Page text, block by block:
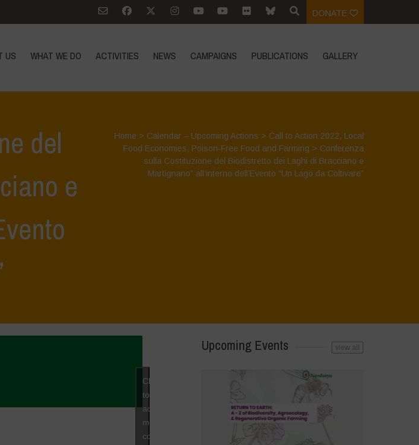
DONATE
US WHAT WE DO ACTIVITIES NEWS CAMPAIGNS PUBLICATIONS GALLERY
del
e
Home > Calendar – Upcoming Actions > Call to Action 2022, Local
Food Economies, Poison-Free Food and Farming > Conferenza
sulla Costituzione del Biodistretto dei Laghi di Bracciano e
Martignano” all’interno dell’Evento “Un Lago da Coltivare”
Click
to
accept
marketing
cookies
Upcoming Events view all